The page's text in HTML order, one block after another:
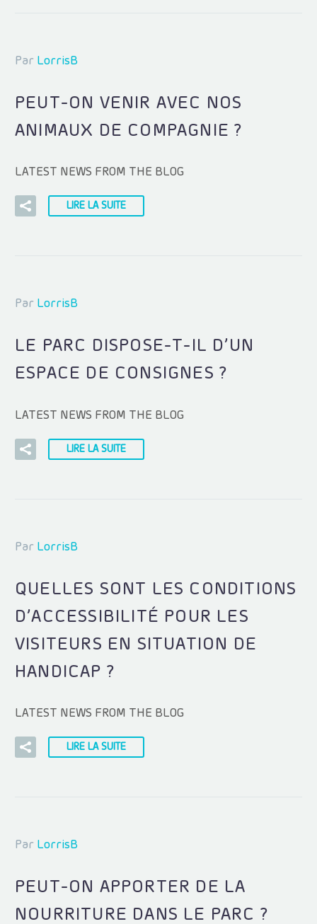
Par LorrisB
PEUT-ON VENIR AVEC NOS
ANIMAUX DE COMPAGNIE ?
LATEST NEWS FROM THE BLOG
LIRE LA SUITE
Par LorrisB
LE PARC DISPOSE-T-IL D’UN
ESPACE DE CONSIGNES ?
LATEST NEWS FROM THE BLOG
LIRE LA SUITE
Par LorrisB
QUELLES SONT LES CONDITIONS
D’ACCESSIBILITÉ POUR LES
VISITEURS EN SITUATION DE
HANDICAP ?
LATEST NEWS FROM THE BLOG
LIRE LA SUITE
Par LorrisB
PEUT-ON APPORTER DE LA
NOURRITURE DANS LE PARC ?